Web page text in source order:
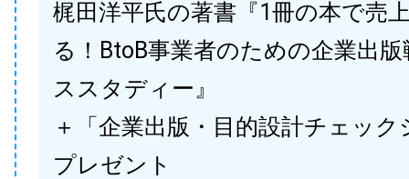
梶田洋平氏の著書『1冊の本で売
る！BtoB事業者のための企業出
ススタディー』
＋「企業出版・目的設計チェック
プレゼント